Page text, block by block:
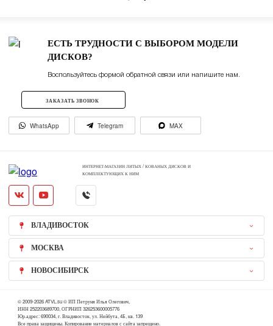
ЕСТЬ ТРУДНОСТИ С ВЫБОРОМ МОДЕЛИ
ДИСКОВ?
Воспользуйтесь формой обратной связи или напишите нам.
ЗАКАЗАТЬ ЗВОНОК
WhatsApp Telegram MAX
ИНТЕРНЕТ-МАГАЗИН ЛИТЫХ / КОВАНЫХ ДИСКОВ И
КОМПЛЕКТУЮЩИХ К НИМ
ВЛАДИВОСТОК
МОСКВА
НОВОСИБИРСК
© 2009-2026 ATVL.su © ИП Петруня Илья Олегович,
ИНН 252203689700, ОГРНИП 326253600005776
Юр.адрес: 690034, г. Владивосток, ул. Нейбута, 4Б, кв. 139
Все права защищены. Копирование материалов с сайта запрещено.